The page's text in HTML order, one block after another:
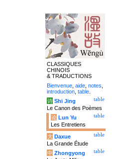
CLASSIQUES
CHINOIS
& TRADUCTIONS
Bienvenue aide notes
introduction table
table
诗 Shi Jing
Le Canon des Poèmes
table
论 Lun Yu
Les Entretiens
table
大 Daxue
La Grande Étude
table
中 Zhongyong